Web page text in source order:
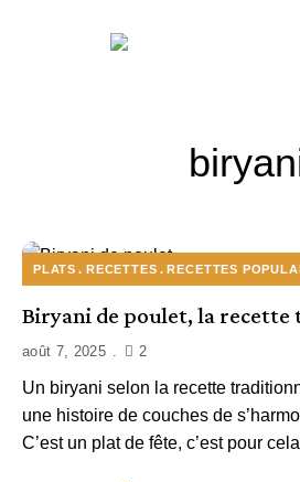
PLATS RECETTES RECETTES
Biryani de poulet, la
août 7, 2025 2
Un biryani selon la recette
une histoire de couches de
C’est un plat de fête, c’est pour